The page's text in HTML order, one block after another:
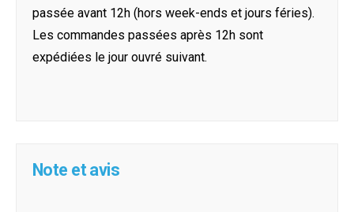
passée avant 12h (hors week-ends et jours féries).
Les commandes passées après 12h sont
expédiées le jour ouvré suivant.
Note et avis